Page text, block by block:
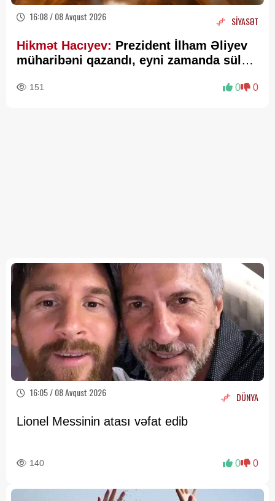
16:08 / 08 Avqust 2026 SİYASƏT
Hikmət Hacıyev: Prezident İlham Əliyev
müharibəni qazandı, eyni zamanda sülhü
151 0 0
16:05 / 08 Avqust 2026 DÜNYA
Lionel Messinin atası vəfat edib
140 0 0